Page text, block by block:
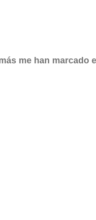
me han marcado